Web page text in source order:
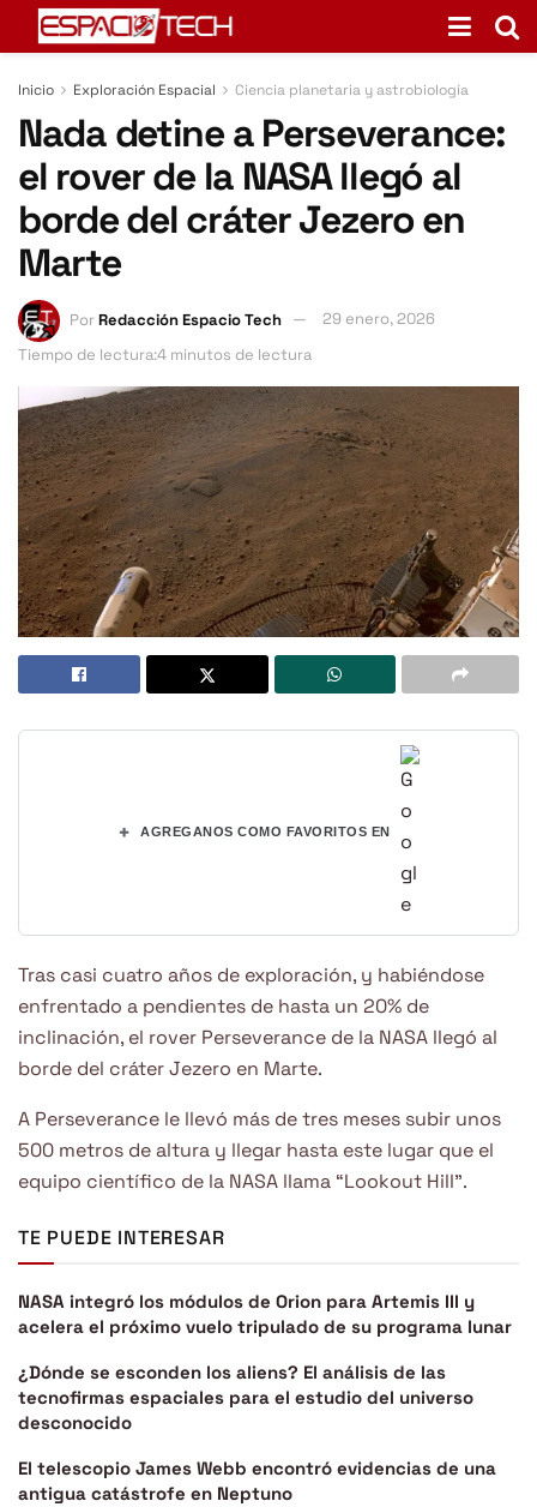
Inicio Exploración Espacial Ciencia planetaria y astrobiología
Nada detine a Perseverance:
el rover de la NASA llegó al
borde del cráter Jezero en
Marte
PorRedacción Espacio Tech
29 enero, 2026
Tiempo de lectura:4 minutos de lectura
+ AGREGANOS COMO FAVORITOS EN
Tras casi cuatro años de exploración, y habiéndose
enfrentado a pendientes de hasta un 20% de
inclinación, el rover Perseverance de la NASA llegó al
borde del cráter Jezero en Marte.
A Perseverance le llevó más de tres meses subir unos
500 metros de altura y llegar hasta este lugar que el
equipo científico de la NASA llama “Lookout Hill”.
TE PUEDE INTERESAR
NASA integró los módulos de Orion para Artemis III y
acelera el próximo vuelo tripulado de su programa lunar
¿Dónde se esconden los aliens? El análisis de las
tecnofirmas espaciales para el estudio del universo
desconocido
El telescopio James Webb encontró evidencias de una
antigua catástrofe en Neptuno